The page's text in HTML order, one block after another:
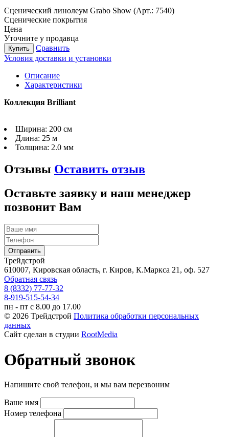
Сценический линолеум Grabo Show (Арт.: 7540)
Сценические покрытия
Цена
Уточните у продавца
Купить
Сравнить
Условия доставки и установки
Описание
Характеристики
Коллекция Brilliant
Ширина: 200 см
Длина: 25 м
Толщина: 2.0 мм
Отзывы Оставить отзыв
Оставьте заявку и наш менеджер
позвонит Вам
Трейдстрой
610007, Кировская область, г. Киров, К.Маркса 21, оф. 527
Обратная связь
8 (8332) 77-77-32
8-919-515-54-34
пн - пт с 8.00 до 17.00
© 2026 Трейдстрой Политика обработки персональных
данных
Сайт сделан в студии RootMedia
Обратный звонок
Напишите свой телефон, и мы вам перезвоним
Ваше имя
Номер телефона